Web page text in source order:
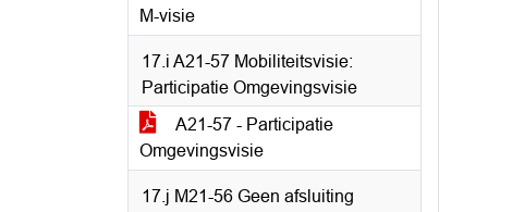
M-visie
17.i A21-57 Mobiliteitsvisie:
Participatie Omgevingsvisie
A21-57 - Participatie
Omgevingsvisie
17.j M21-56 Geen afsluiting